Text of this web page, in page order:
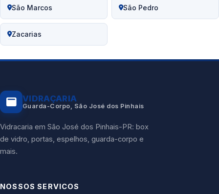
São Marcos São Pedro
Zacarias
VIDRAÇARIA
Guarda-Corpo, São José dos Pinhais
Vidracaria em São José dos Pinhais-PR: box
de vidro, portas, espelhos, guarda-corpo e
mais.
NOSSOS SERVICOS